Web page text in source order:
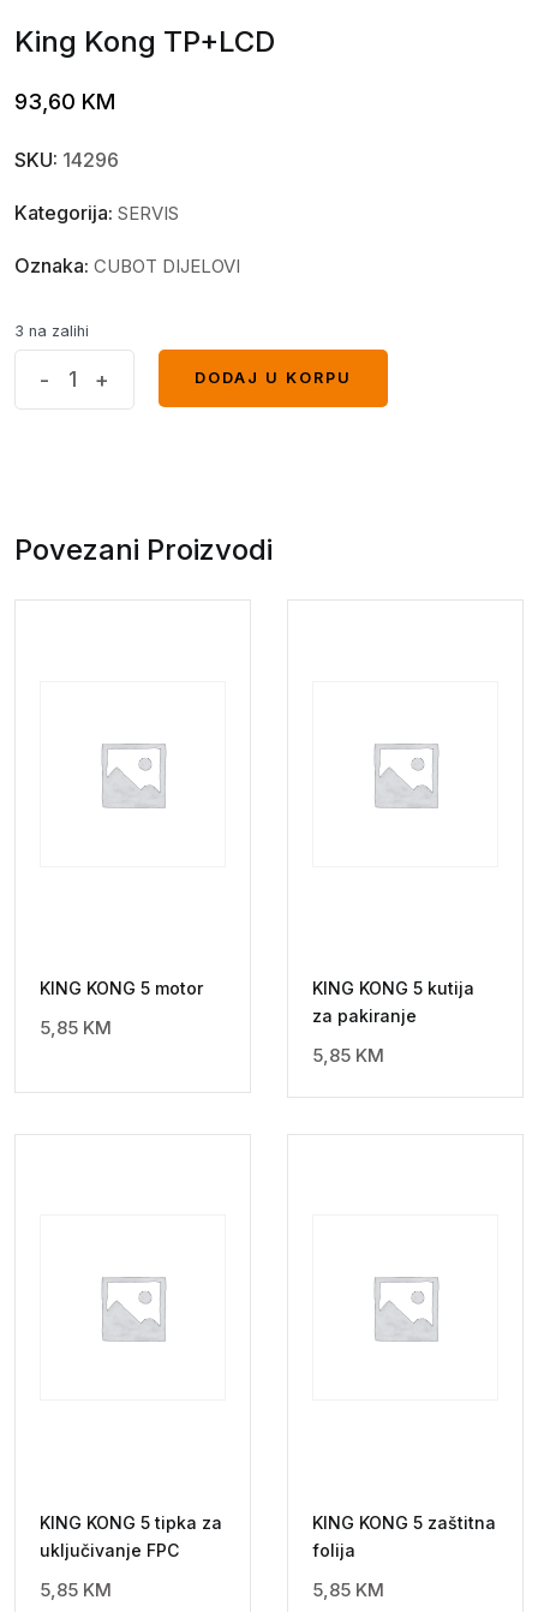
King Kong TP+LCD
93,60 KM
SKU: 14296
Kategorija: SERVIS
Oznaka: CUBOT DIJELOVI
3 na zalihi
- +
DODAJ U KORPU
Povezani Proizvodi
KING KONG 5 motor
5,85 KM
KING KONG 5 kutija
za pakiranje
5,85 KM
KING KONG 5 tipka za
uključivanje FPC
5,85 KM
KING KONG 5 zaštitna
folija
5,85 KM